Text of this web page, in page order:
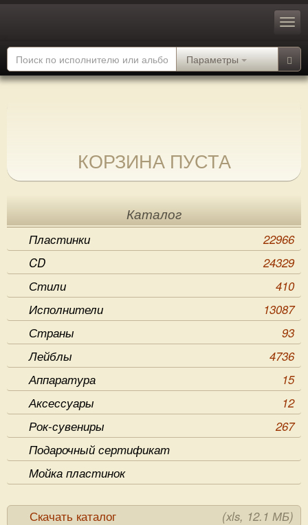
Параметры
КОРЗИНА ПУСТА
Каталог
Пластинки
22966
CD
24329
Стили
410
Исполнители
13087
Страны
93
Лейблы
4736
Аппаратура
15
Аксессуары
12
Рок-сувениры
267
Подарочный сертификат
Мойка пластинок
Скачать каталог (xls, 12.1 МБ)